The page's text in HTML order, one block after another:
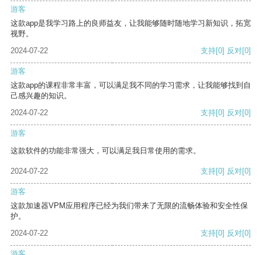
游客
这款app是我学习路上的良师益友，让我能够随时随地学习新知识，拓宽
视野。
2024-07-22
支持[0] 反对[0]
游客
这款app的课程非常丰富，可以满足我不同的学习需求，让我能够找到自
己感兴趣的知识。
2024-07-22
支持[0] 反对[0]
游客
这款软件的功能非常强大，可以满足我日常使用的需求。
2024-07-22 支持[0] 反对[0]
游客
这款加速器VPM应用程序已经为我们带来了无限的流畅体验和安全性保
护。
2024-07-22
支持[0] 反对[0]